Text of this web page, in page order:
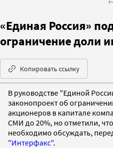
«Единая Россия»
ограничение доли
Копировать ссылку
В руководстве "Единой
законопроект об
акционеров в капитале
СМИ до 20%, но отметили,
необходимо обсуждать,
"Интерфакс".